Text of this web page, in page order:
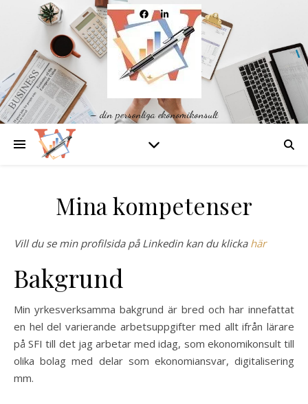
– din personliga ekonomikonsult
Mina kompetenser
Vill du se min profilsida på Linkedin kan du klicka här
Bakgrund
Min yrkesverksamma bakgrund är bred och har innefattat
en hel del varierande arbetsuppgifter med allt ifrån lärare
på SFI till det jag arbetar med idag, som ekonomikonsult till
olika bolag med delar som ekonomiansvar, digitalisering
mm.